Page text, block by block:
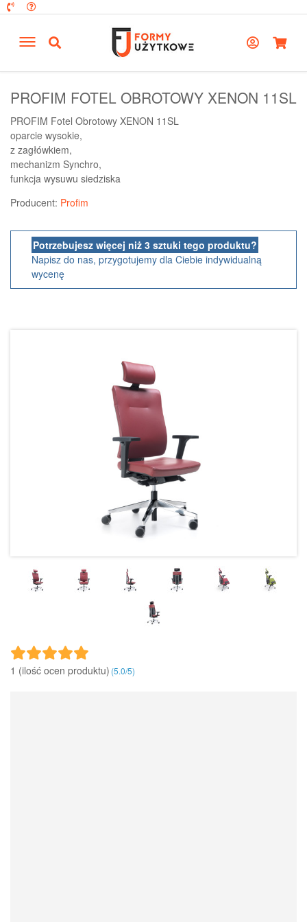
PROFIM FOTEL OBROTOWY XENON 11SL
PROFIM Fotel Obrotowy XENON 11SL
oparcie wysokie,
z zagłówkiem,
mechanizm Synchro,
funkcja wysuwu siedziska
Producent: Profim
Potrzebujesz więcej niż 3 sztuki tego produktu?
Napisz do nas, przygotujemy dla Ciebie indywidualną
wycenę
1 (ilość ocen produktu)‎(5.0/5)